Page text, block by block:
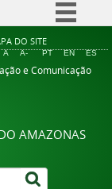
BR
DO SITE
A A- PT EN ES
e Comunicação
AMAZONAS